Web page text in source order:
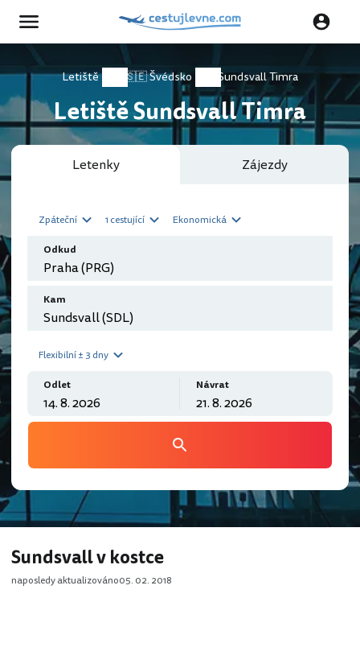
Letiště 🇸🇪 Švédsko Sundsvall Timra
Letiště Sundsvall Timra
Letenky Zájezdy
Zpáteční 1 cestující Ekonomická
Odkud
Kam
Flexibilní ± 3 dny
Odlet Návrat
Sundsvall v kostce
naposledy aktualizováno05. 02. 2018